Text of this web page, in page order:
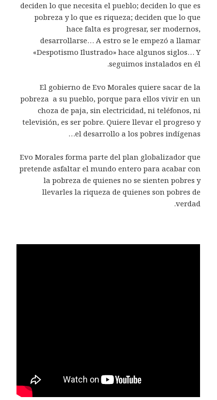
deciden lo que necesita el pueblo; deciden lo que es
pobreza y lo que es riqueza; deciden que lo que
hace falta es progresar, ser modernos,
desarrollarse… A estro se le empezó a llamar
«Despotismo Ilustrado» hace algunos siglos… Y
seguimos instalados en él.
El gobierno de Evo Morales quiere sacar de la
pobreza a su pueblo, porque para ellos vivir en un
choza de paja, sin electricidad, ni teléfonos, ni
televisión, es ser pobre. Quiere llevar el progreso y
el desarrollo a los pobres indígenas…
Evo Morales forma parte del plan globalizador que
pretende asfaltar el mundo entero para acabar con
la pobreza de quienes no se sienten pobres y
llevarles la riqueza de quienes son pobres de
verdad.